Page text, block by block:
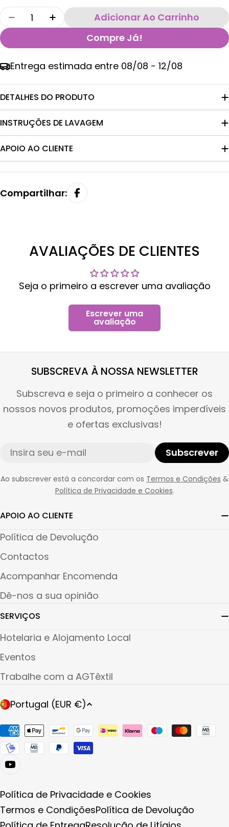
Quantidade
Diminuir Quantidade Para Pack De 10 Lenços
Aumentar A Quantidade De Pack De
Adicionar Ao Carrinho
Compre Já!
Entrega estimada entre 08/08 - 12/08
DETALHES DO PRODUTO
INSTRUÇÕES DE LAVAGEM
APOIO AO CLIENTE
Compartilhar:
AVALIAÇÕES DE CLIENTES
Seja o primeiro a escrever uma avaliação
Escrever uma
avaliação
APOIO AO CLIENTE
Política de Devolução
Contactos
Acompanhar Encomenda
Dê-nos a sua opinião
SERVIÇOS
Hotelaria e Alojamento Local
Eventos
Trabalhe com a AGTêxtil
SUBSCREVA À NOSSA NEWSLETTER
Subscreva e seja o primeiro a conhecer os
nossos novos produtos, promoções imperdíveis
e ofertas exclusivas!
Subscrever
Ao subscrever está a concordar com os Termos e Condições &
Política de Privacidade e Cookies.
P
Í
S
/
R
G
I
Ã
Portugal (EUR €)
Métodos
de
pagamento
Política de Privacidade e Cookies
Termos e CondiçõesPolítica de Devolução